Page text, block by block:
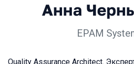
Анна
EPAM
Quality Assurance Architect.